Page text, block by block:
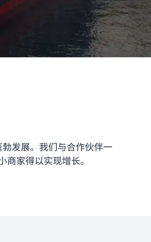
发展。我们与合作伙伴一
家得以实现增长。